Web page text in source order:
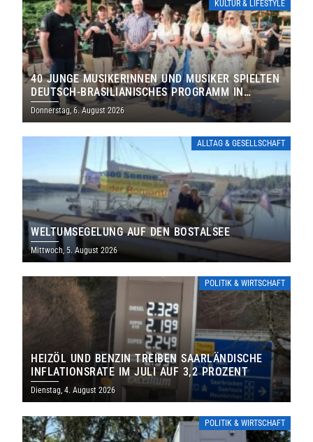
KULTUR & LIFESTYLE
40 JUNGE MUSIKERINNEN UND MUSIKER SPIELTEN
DEUTSCH-BRASILIANISCHES PROGRAMM IN
THOLEY
Donnerstag, 6. August 2026
ALLTAG & GESELLSCHAFT
WELTUMSEGELUNG AUF DEN BOSTALSEE
Mittwoch, 5. August 2026
POLITIK & WIRTSCHAFT
HEIZÖL UND BENZIN TREIBEN SAARLÄNDISCHE
INFLATIONSRATE IM JULI AUF 3,2 PROZENT
Dienstag, 4. August 2026
POLITIK & WIRTSCHAFT